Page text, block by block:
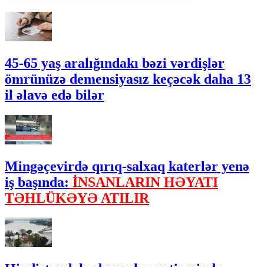
45-65 yaş aralığındakı bəzi vərdişlər
ömrünüzə demensiyasız keçəcək daha 13
il əlavə edə bilər
Mingəçevirdə qırıq-salxaq katerlər yenə
iş başında: İNSANLARIN HƏYATI
TƏHLÜKƏYƏ ATILIR